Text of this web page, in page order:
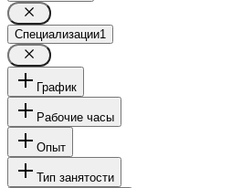
Специализации1
График
Рабочие часы
Опыт
Тип занятости